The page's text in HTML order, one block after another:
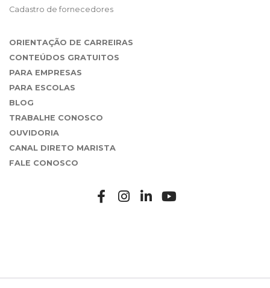
Cadastro de fornecedores
ORIENTAÇÃO DE CARREIRAS
CONTEÚDOS GRATUITOS
PARA EMPRESAS
PARA ESCOLAS
BLOG
TRABALHE CONOSCO
OUVIDORIA
CANAL DIRETO MARISTA
FALE CONOSCO